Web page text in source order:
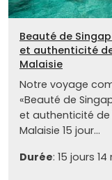
Beauté de
et authenticité
Malaisie
Notre voyage
«Beauté de
et authenticité de
Malaisie 15 jour...
Durée: 15 jours 14